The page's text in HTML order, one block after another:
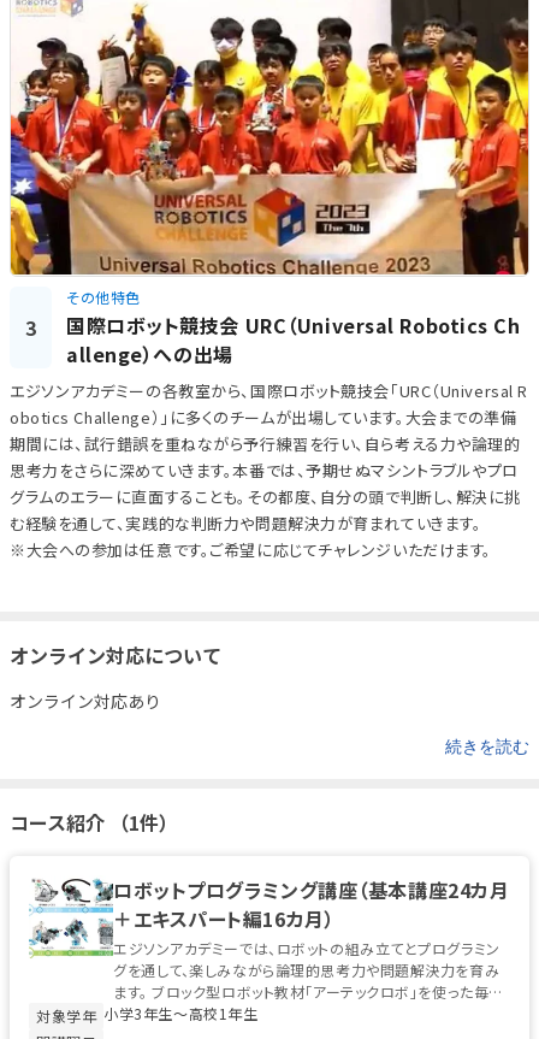
3
その他特色
国際ロボット競技会 URC（Universal Robotics Ch
allenge）への出場
エジソンアカデミーの各教室から、国際ロボット競技会「URC（Universal R
obotics Challenge）」に多くのチームが出場しています。大会までの準備
期間には、試行錯誤を重ねながら予行練習を行い、自ら考える力や論理的
思考力をさらに深めていきます。本番では、予期せぬマシントラブルやプロ
グラムのエラーに直面することも。その都度、自分の頭で判断し、解決に挑
む経験を通して、実践的な判断力や問題解決力が育まれていきます。
※大会への参加は任意です。ご希望に応じてチャレンジいただけます。
オンライン対応について
オンライン対応あり
続きを読む
コース紹介 （1件）
ロボットプログラミング講座（基本講座24カ月
＋エキスパート編16カ月）
エジソンアカデミーでは、ロボットの組み立てとプログラミン
グを通して、楽しみながら論理的思考力や問題解決力を育み
ます。 ブロック型ロボット教材「アーテックロボ」を使った毎月
の制作と、本格的な...
対象学年 小学3年生〜高校1年生